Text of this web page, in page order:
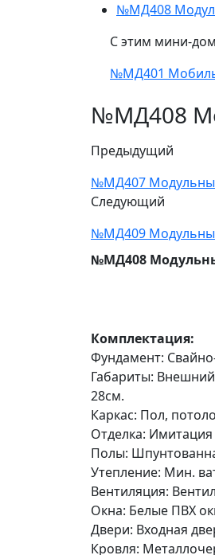
№МД408
С этим мини-
№МД401
№МД408
Предыдущий
№МД407
Следующий
№МД409
№МД408
Комплектация:
Фундамент:
Габариты:
28см.
Каркас: Пол,
Отделка:
Полы:
Утепление: Мин.
Вентиляция:
Окна: Белые ПВХ
Двери: Входная
Кровля: